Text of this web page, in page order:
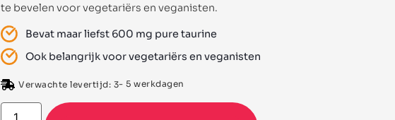
te bevelen voor vegetariërs en veganisten.
Bevat maar liefst 600 mg pure taurine
Ook belangrijk voor vegetariërs en veganisten
Verwachte levertijd: 3- 5 werkdagen